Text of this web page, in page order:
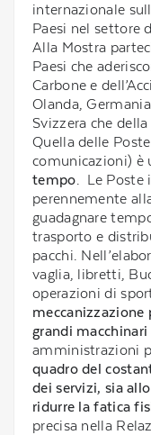
internazionale
Paesi nel settore
Alla Mostra
Paesi che
Carbone e
Olanda,
Svizzera che
Quella delle
comunicazioni) è
tempo. Le Poste
perennemente
guadagnare
trasporto e
pacchi.
vaglia, libretti,
operazioni di
meccanizzazione
grandi macchinari
amministrazioni
quadro del
dei servizi, sia
ridurre la fatica
precisa nella